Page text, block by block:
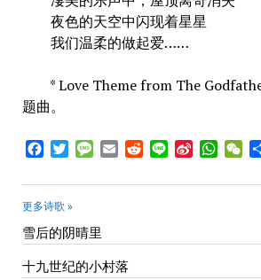
夜色的天空中闪现着星星
我们温柔的做起爱……
* Love Theme from The
题曲。
Facebook
TwitterMessageEmailRedditLine Sina
更多诗歌 »
雪后的阴晴里
十九世纪的小村落